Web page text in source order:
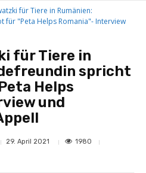
für Tiere in Rumänien:
für "Peta Helps Romania"- Interview
für Tiere in
spricht
Helps
und
29. April 2021 1980